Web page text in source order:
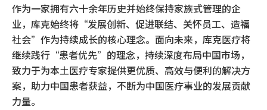
作为一家拥有六十余年历史并始终保持家族式管理的企
业，库克始终将“发展创新、促进联结、关怀员工、造福
社会”作为持续成长的核心理念。面向未来，库克医疗将
继续践行“患者优先”的理念，持续深度布局中国市场，
致力于为本土医疗专家提供更优质、高效与便利的解决方
案，助力中国患者获益，不断为中国医疗事业的发展贡献
力量。